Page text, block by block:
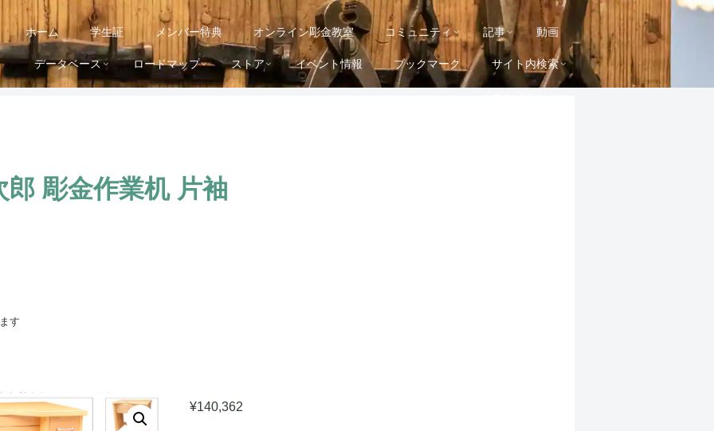
ホーム 学生証 メンバー特典 オンライン彫金教室 コミュニティ 記事 動画
データベース ロードマップ ストア イベント情報 ブックマーク サイト内検索
彫金作業机 片袖
す
¥140,362